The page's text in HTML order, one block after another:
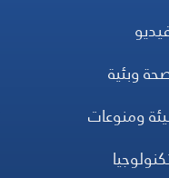
وبئية
ومنوعات